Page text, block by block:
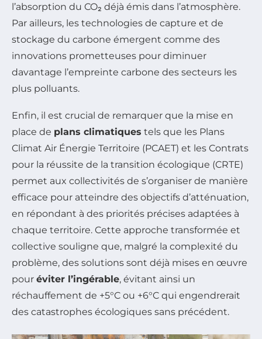
l’absorption du CO₂ déjà émis dans l’atmosphère.
Par ailleurs, les technologies de capture et de
stockage du carbone émergent comme des
innovations prometteuses pour diminuer
davantage l’empreinte carbone des secteurs les
plus polluants.
Enfin, il est crucial de remarquer que la mise en
place de plans climatiques tels que les Plans
Climat Air Énergie Territoire (PCAET) et les Contrats
pour la réussite de la transition écologique (CRTE)
permet aux collectivités de s’organiser de manière
efficace pour atteindre des objectifs d’atténuation,
en répondant à des priorités précises adaptées à
chaque territoire. Cette approche transformée et
collective souligne que, malgré la complexité du
problème, des solutions sont déjà mises en œuvre
pour éviter l’ingérable, évitant ainsi un
réchauffement de +5°C ou +6°C qui engendrerait
des catastrophes écologiques sans précédent.